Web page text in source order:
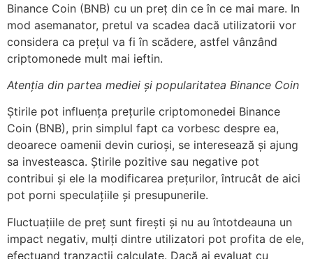
Binance Coin (BNB) cu un preț din ce în ce mai mare. In
mod asemanator, pretul va scadea dacă utilizatorii vor
considera ca prețul va fi în scădere, astfel vânzând
criptomonede mult mai ieftin.
Atenția din partea mediei și popularitatea Binance Coin
Știrile pot influența prețurile criptomonedei Binance
Coin (BNB), prin simplul fapt ca vorbesc despre ea,
deoarece oamenii devin curioși, se interesează și ajung
sa investeasca. Știrile pozitive sau negative pot
contribui și ele la modificarea prețurilor, întrucât de aici
pot porni speculațiile și presupunerile.
Fluctuațiile de preț sunt firești și nu au întotdeauna un
impact negativ, mulți dintre utilizatori pot profita de ele,
efectuand tranzacții calculate. Dacă ai evaluat cu